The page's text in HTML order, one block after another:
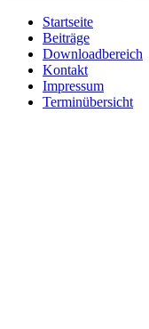
Startseite
Beiträge
Downloadbereich
Kontakt
Impressum
Terminübersicht